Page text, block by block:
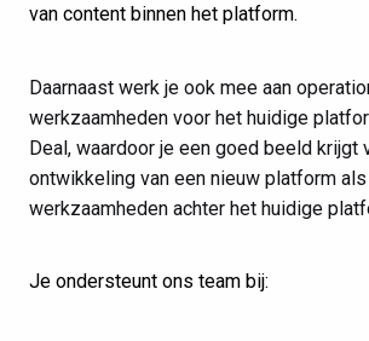
van content binnen het platform.
Daarnaast werk je ook mee aan
werkzaamheden voor het huidige
Deal, waardoor je een goed beeld krijgt
ontwikkeling van een nieuw platform
werkzaamheden achter het huidige
Je ondersteunt ons team bij: